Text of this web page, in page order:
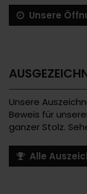
Unsere
Unsere
Beweis für
ganzer Stolz.
Alle